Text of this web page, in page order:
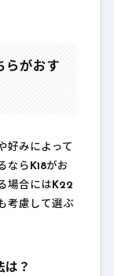
らがおす
好みによって
なら K18がお
場合には K22
考慮して選ぶ
は？